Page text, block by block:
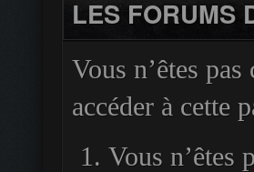
LES FORUMS
Vous n’êtes
accéder à cette
Vous n’êtes